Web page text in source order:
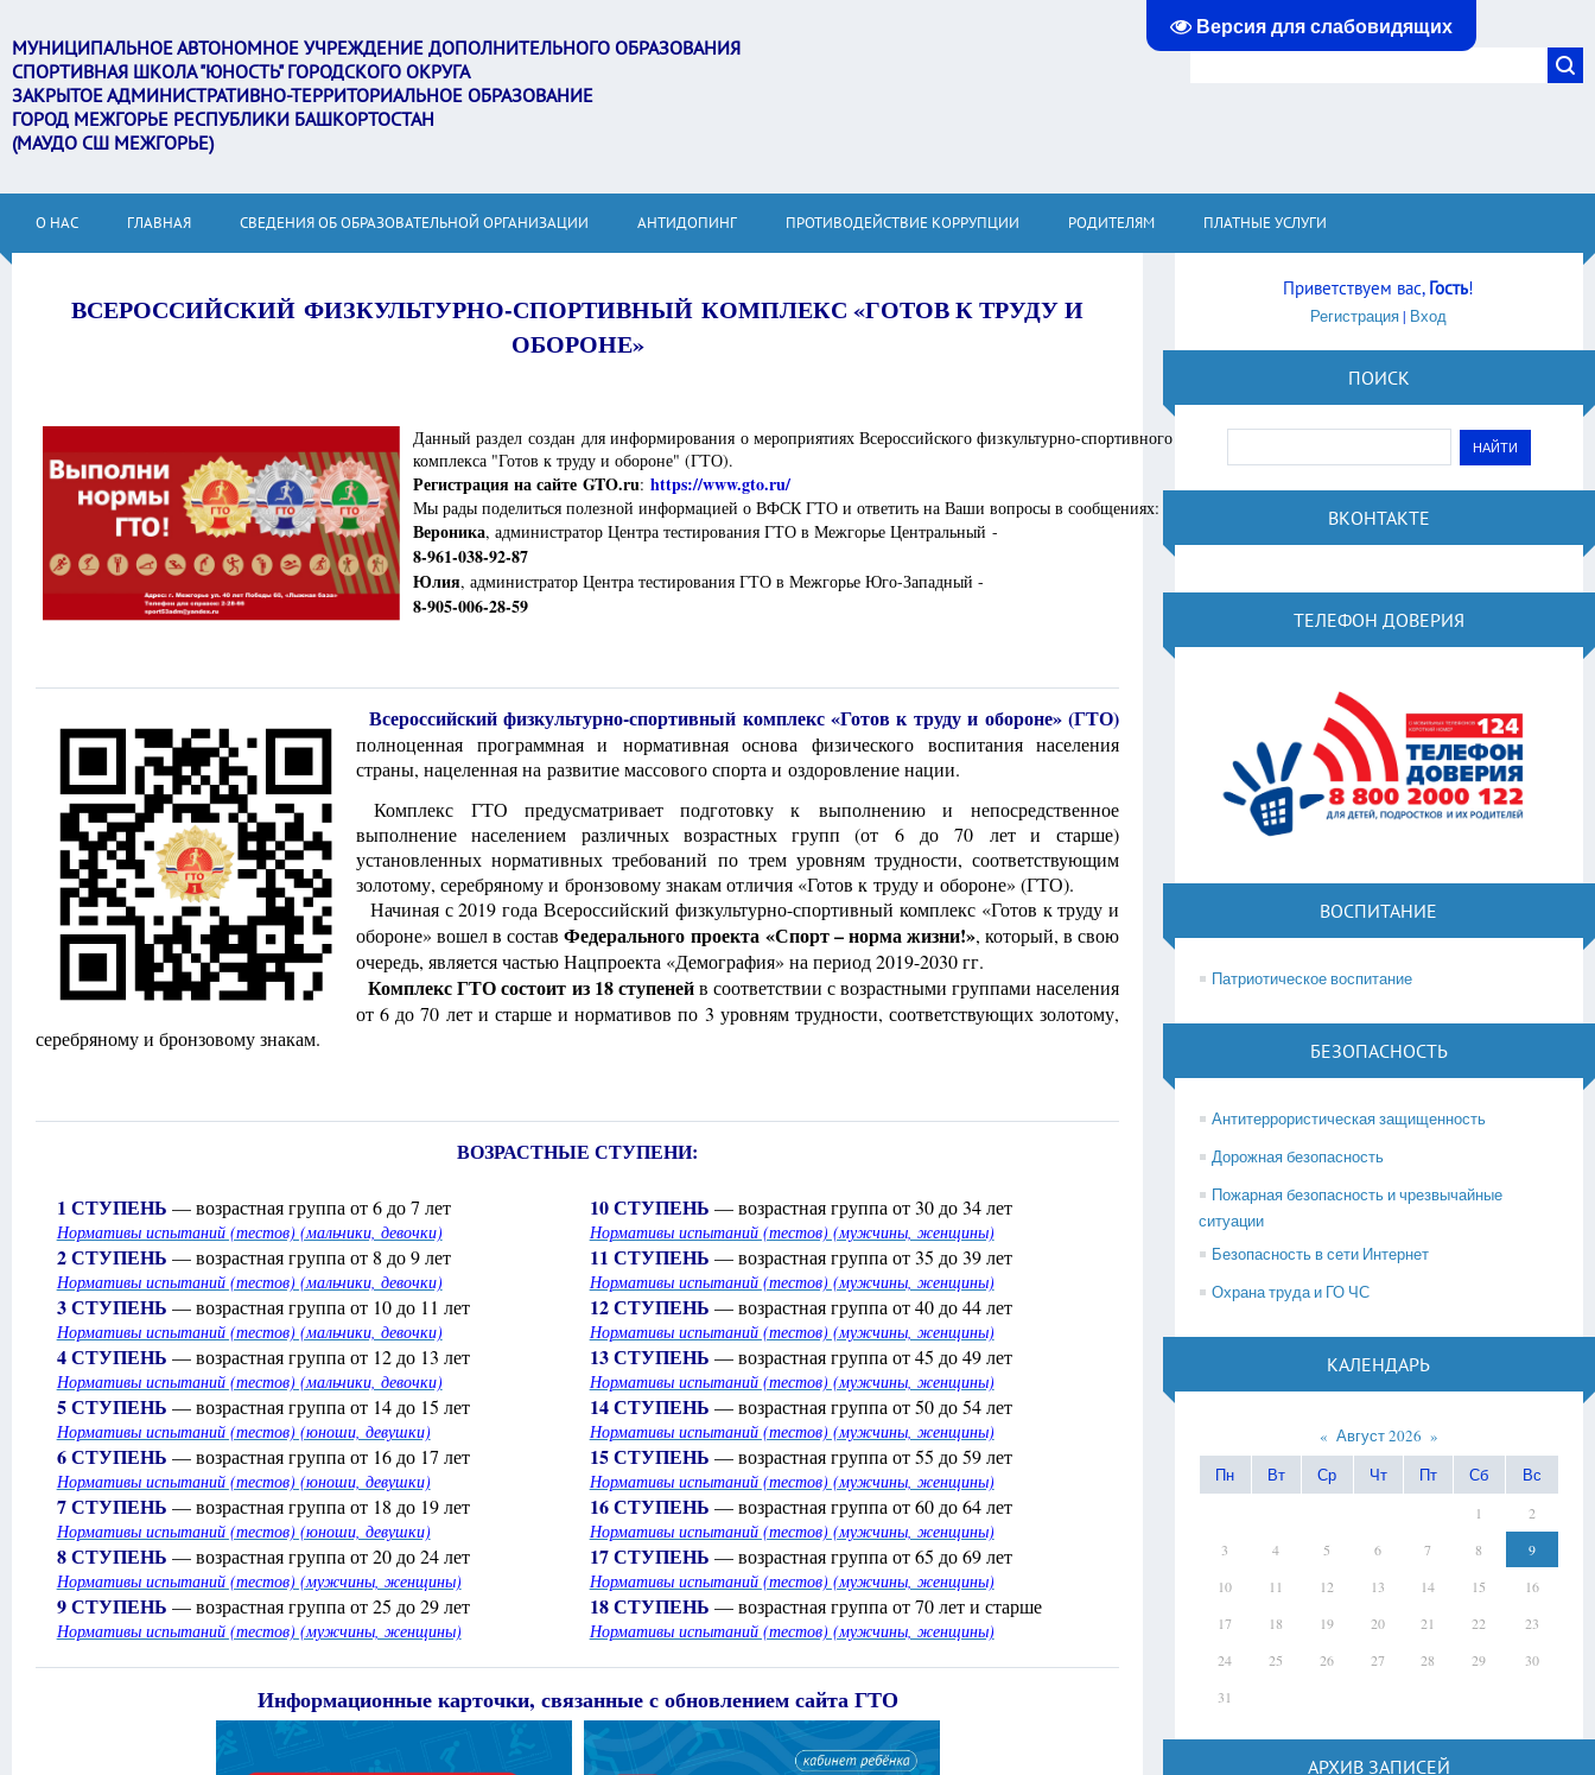
Версия для слабовидящих
МУНИЦИПАЛЬНОЕ АВТОНОМНОЕ УЧРЕЖДЕНИЕ ДОПОЛНИТЕЛЬНОГО ОБРАЗОВАНИЯ
СПОРТИВНАЯ ШКОЛА "ЮНОСТЬ" ГОРОДСКОГО ОКРУГА
ЗАКРЫТОЕ АДМИНИСТРАТИВНО-ТЕРРИТОРИАЛЬНОЕ ОБРАЗОВАНИЕ
ГОРОД МЕЖГОРЬЕ РЕСПУБЛИКИ БАШКОРТОСТАН
(МАУДО СШ МЕЖГОРЬЕ)
О НАС ГЛАВНАЯ СВЕДЕНИЯ ОБ ОБРАЗОВАТЕЛЬНОЙ ОРГАНИЗАЦИИ АНТИДОПИНГ ПРОТИВОДЕЙСТВИЕ КОРРУПЦИИ РОДИТЕЛЯМ ПЛАТНЫЕ УСЛУГИ
ВСЕРОССИЙСКИЙ ФИЗКУЛЬТУРНО-СПОРТИВНЫЙ КОМПЛЕКС «ГОТОВ К ТРУДУ И
ОБОРОНЕ»
Данный раздел создан для информирования о мероприятиях Всероссийского физкультурно-спортивного
комплекса "Готов к труду и обороне" (ГТО).
Регистрация на сайте GTO.ru: https://www.gto.ru/
Мы рады поделиться полезной информацией о ВФСК ГТО и ответить на Ваши вопросы в сообщениях:
Вероника, администратор Центра тестирования ГТО в Межгорье Центральный -
8-961-038-92-87
Юлия, администратор Центра тестирования ГТО в Межгорье Юго-Западный -
8-905-006-28-59
Всероссийский физкультурно-спортивный комплекс «Готов к труду и обороне» (ГТО)
полноценная программная и нормативная основа физического воспитания населения
страны, нацеленная на развитие массового спорта и оздоровление нации.
Комплекс ГТО предусматривает подготовку к выполнению и непосредственное
выполнение населением различных возрастных групп (от 6 до 70 лет и старше)
установленных нормативных требований по трем уровням трудности, соответствующим
золотому, серебряному и бронзовому знакам отличия «Готов к труду и обороне» (ГТО).
Начиная с 2019 года Всероссийский физкультурно-спортивный комплекс «Готов к труду и
обороне» вошел в составФедерального проекта «Спорт – норма жизни!», который, в свою
очередь, является частью Нацпроекта «Демография» на период 2019-2030 гг.
Комплекс ГТО состоит из 18 ступенейв соответствии с возрастными группами населения
от 6 до 70 лет и старше и нормативов по 3 уровням трудности, соответствующих золотому,
серебряному и бронзовому знакам.
ВОЗРАСТНЫЕ СТУПЕНИ:
1 СТУПЕНЬ — возрастная группа от 6 до 7 лет
Нормативы испытаний (тестов) (мальчики, девочки)
2 СТУПЕНЬ — возрастная группа от 8 до 9 лет
Нормативы испытаний (тестов) (мальчики, девочки)
3 СТУПЕНЬ — возрастная группа от 10 до 11 лет
Нормативы испытаний (тестов) (мальчики, девочки)
4 СТУПЕНЬ — возрастная группа от 12 до 13 лет
Нормативы испытаний (тестов) (мальчики, девочки)
5 СТУПЕНЬ — возрастная группа от 14 до 15 лет
Нормативы испытаний (тестов) (юноши, девушки)
6 СТУПЕНЬ — возрастная группа от 16 до 17 лет
Нормативы испытаний (тестов) (юноши, девушки)
7 СТУПЕНЬ — возрастная группа от 18 до 19 лет
Нормативы испытаний (тестов) (юноши, девушки)
8 СТУПЕНЬ — возрастная группа от 20 до 24 лет
Нормативы испытаний (тестов) (мужчины, женщины)
9 СТУПЕНЬ — возрастная группа от 25 до 29 лет
Нормативы испытаний (тестов) (мужчины, женщины)
10 СТУПЕНЬ — возрастная группа от 30 до 34 лет
Нормативы испытаний (тестов) (мужчины, женщины)
11 СТУПЕНЬ — возрастная группа от 35 до 39 лет
Нормативы испытаний (тестов) (мужчины, женщины)
12 СТУПЕНЬ — возрастная группа от 40 до 44 лет
Нормативы испытаний (тестов) (мужчины, женщины)
13 СТУПЕНЬ — возрастная группа от 45 до 49 лет
Нормативы испытаний (тестов) (мужчины, женщины)
14 СТУПЕНЬ — возрастная группа от 50 до 54 лет
Нормативы испытаний (тестов) (мужчины, женщины)
15 СТУПЕНЬ — возрастная группа от 55 до 59 лет
Нормативы испытаний (тестов) (мужчины, женщины)
16 СТУПЕНЬ — возрастная группа от 60 до 64 лет
Нормативы испытаний (тестов) (мужчины, женщины)
17 СТУПЕНЬ — возрастная группа от 65 до 69 лет
Нормативы испытаний (тестов) (мужчины, женщины)
18 СТУПЕНЬ — возрастная группа от 70 лет и старше
Нормативы испытаний (тестов) (мужчины, женщины)
Информационные карточки, связанные с обновлением сайта ГТО
Приветствуем вас, Гость!
Регистрация| Вход
ПОИСК
ВКОНТАКТЕ
ТЕЛЕФОН ДОВЕРИЯ
ВОСПИТАНИЕ
Патриотическое воспитание
БЕЗОПАСНОСТЬ
Антитеррористическая защищенность
Дорожная безопасность
Пожарная безопасность и чрезвычайные
ситуации
Безопасность в сети Интернет
Охрана труда и ГО ЧС
КАЛЕНДАРЬ
« Август 2026 »
Пн
Вт Ср Чт Пт Сб Вс
1
2
3
4 5 6 7 8
9
10
11 12 13 14 15
16
17
18 19 20 21 22
23
24
25 26 27 28 29
30
31
АРХИВ ЗАПИСЕЙ